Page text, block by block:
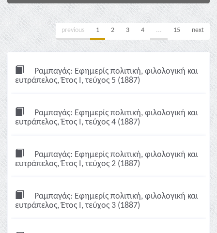
previous 1 2 3 4 ... 15 next
Ραμπαγάς: Εφημερίς πολιτική, φιλολογική και
ευτράπελος, Έτος Ι, τεύχος 5 (1887)
Ραμπαγάς: Εφημερίς πολιτική, φιλολογική και
ευτράπελος, Έτος Ι, τεύχος 4 (1887)
Ραμπαγάς: Εφημερίς πολιτική, φιλολογική και
ευτράπελος, Έτος Ι, τεύχος 2 (1887)
Ραμπαγάς: Εφημερίς πολιτική, φιλολογική και
ευτράπελος, Έτος Ι, τεύχος 3 (1887)